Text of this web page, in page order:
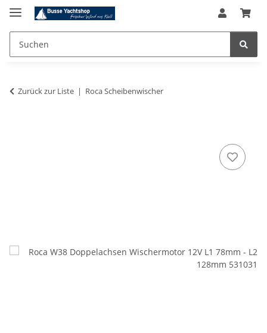
Zurück zur Liste Roca Scheibenwischer